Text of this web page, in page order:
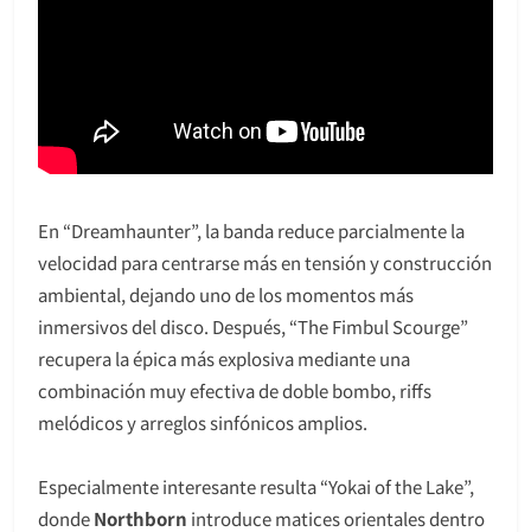
En “Dreamhaunter”, la banda reduce parcialmente la
velocidad para centrarse más en tensión y construcción
ambiental, dejando uno de los momentos más
inmersivos del disco. Después, “The Fimbul Scourge”
recupera la épica más explosiva mediante una
combinación muy efectiva de doble bombo, riffs
melódicos y arreglos sinfónicos amplios.
Especialmente interesante resulta “Yokai of the Lake”,
dondeNorthborn introduce matices orientales dentro